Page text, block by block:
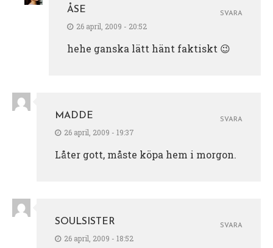
ÅSE
26 april, 2009 - 20:52
hehe ganska lätt hänt faktiskt 😉
SVARA
MADDE
26 april, 2009 - 19:37
Låter gott, måste köpa hem i morgon.
SVARA
SOULSISTER
26 april, 2009 - 18:52
SVARA